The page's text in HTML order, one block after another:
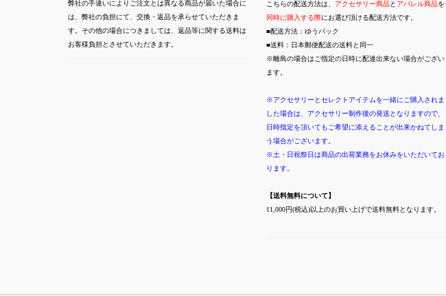
弊社の手違いによりご注文とは異なる商品が届いた場合に
は、弊社の負担にて、交換・返品を承らせていただきま
す。その他の場合につきましては、返品等に関する送料は
お客様負担とさせていただきます。
こちらの配送方法は、
アクセサリー商品と アパレル商品を
同時に購入する際にお選び頂ける配送方法です。
■配送方法：ゆうパック
■送料：日本郵便配送の送料と同一
※離島の場合はご指定の日時に配達出来ない場合がござい
ます。
※アクセサリーとセレクトアイテムを一緒にご購入されま
した場合は、アクセサリー制作後の発送となりますので、
日時指定を頂いてもご希望に添えることが出来かねてしま
う場合がございます。
※土・日祝祭日は商品の出荷業務をお休みをいただいてお
ります。
【送料無料について】
11,000円(税込)以上のお買い上げで送料無料となります。